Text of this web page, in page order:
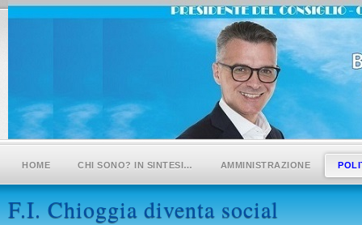
HOME CHI SONO? IN SINTESI… AMMINISTRAZIONE
F.I. Chioggia diventa social